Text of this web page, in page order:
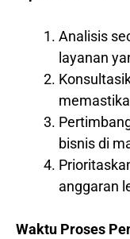
Analisis
layanan
bisnis di
anggaran
Waktu Proses